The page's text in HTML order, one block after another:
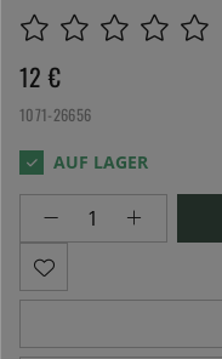
12 €
1071-26656